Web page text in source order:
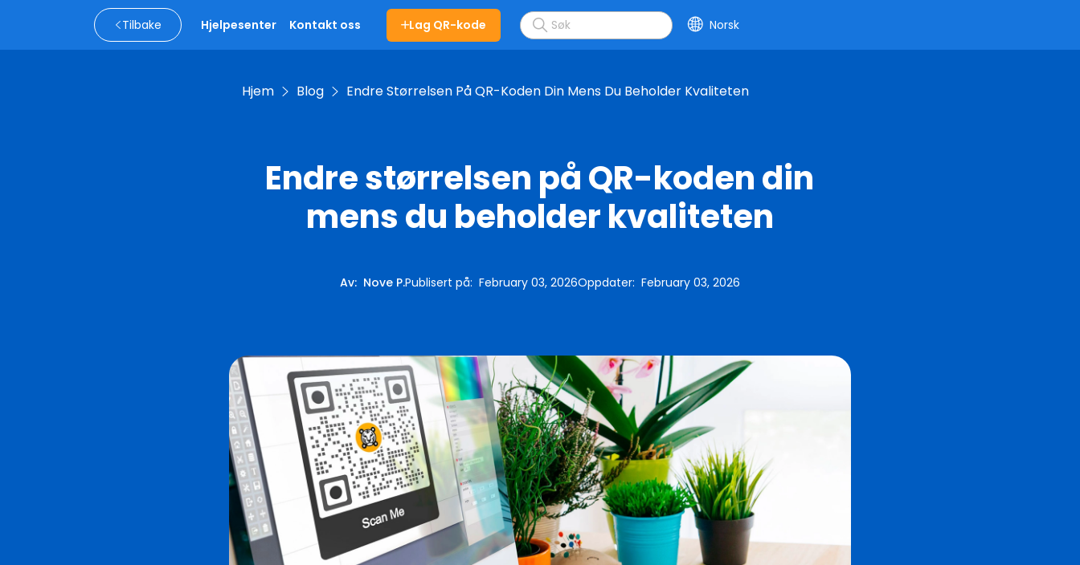
Tilbake Hjelpesenter Kontakt oss Lag QR-kode Norsk
Hjem Blog Endre Størrelsen På QR-Koden Din Mens Du Beholder Kvaliteten
Endre størrelsen på QR-koden din
mens du beholder kvaliteten
Av: Nove P.Publisert på: February 03, 2026Oppdater: February 03, 2026